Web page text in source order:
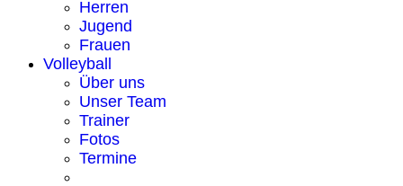
Herren
Jugend
Frauen
Volleyball
Über uns
Unser Team
Trainer
Fotos
Termine